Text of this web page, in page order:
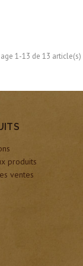
1-13 de 13 article(s)
produits
ventes